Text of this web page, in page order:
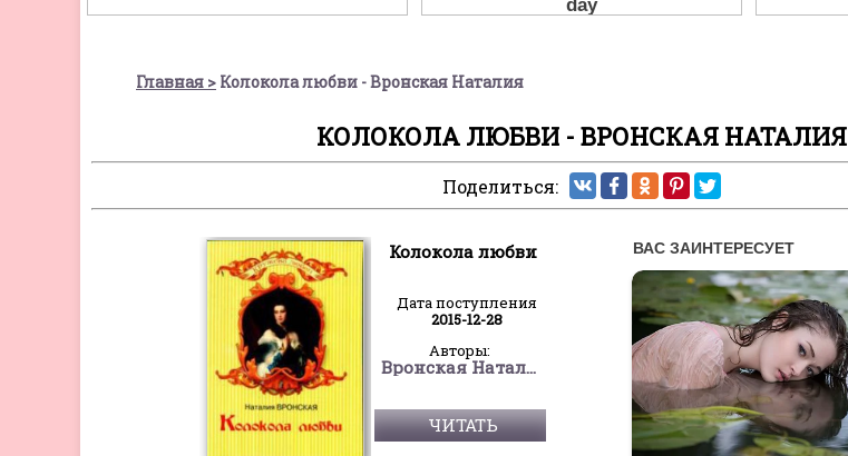
Главная Колокола любви - Вронская Наталия
КОЛОКОЛА ЛЮБВИ - ВРОНСКАЯ НАТАЛИЯ
Поделиться:
Колокола любви
Дата поступления
2015-12-28
Авторы:
Вронская Наталия
ЧИТАТЬ